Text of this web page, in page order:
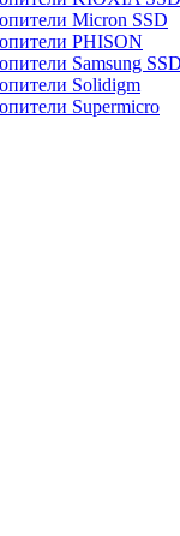
Micron SSD
PHISON
Samsung
Solidigm
Supermicro